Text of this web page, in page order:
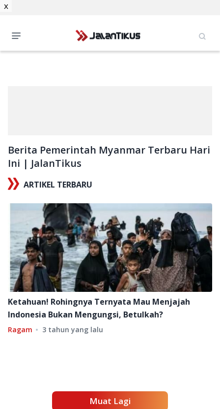
Berita Pemerintah Myanmar Terbaru Hari
Ini | JalanTikus
ARTIKEL TERBARU
Ketahuan! Rohingnya Ternyata Mau Menjajah
Indonesia Bukan Mengungsi, Betulkah?
Ragam 3 tahun yang lalu
Muat Lagi
x